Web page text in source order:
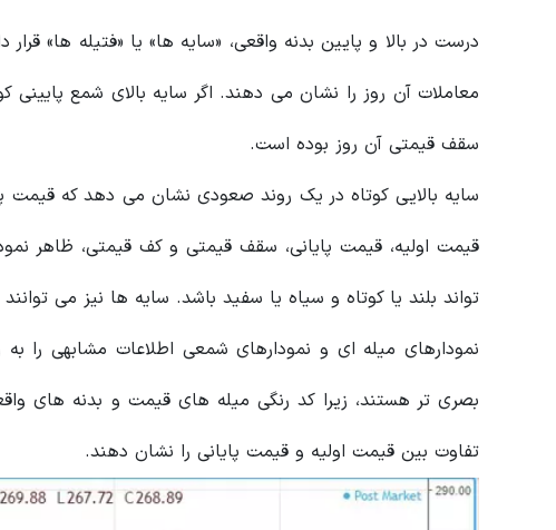
درست در بالا و پایین بدنه واقعی، «سایه ها» یا «فتیله ها»
معاملات آن روز را نشان می دهند. اگر سایه بالای شمع
سقف قیمتی آن روز بوده است.
سایه بالایی کوتاه در یک روند صعودی نشان می دهد که قیمت
قیمت اولیه، قیمت پایانی، سقف قیمتی و کف قیمتی، ظاهر
تواند بلند یا کوتاه و سیاه یا سفید باشد. سایه ها نیز می توانند
نمودارهای میله ای و نمودارهای شمعی اطلاعات مشابهی
بصری تر هستند، زیرا کد رنگی میله های قیمت و بدنه های
تفاوت بین قیمت اولیه و قیمت پایانی را نشان دهند.